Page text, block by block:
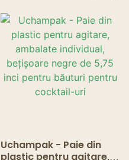
shake-uri
Uchampak - Paie din
plastic pentru agitare,